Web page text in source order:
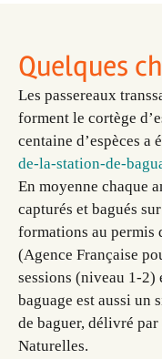
Quelques
Les passereaux
forment le cortège
centaine d’espèces a
de-la-station-de-
En moyenne chaque
capturés et bagués
formations au permis
(Agence Française
sessions (niveau 1-
baguage est aussi un
de baguer, délivré
Naturelles.